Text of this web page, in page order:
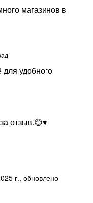
магазинов в
для удобного
отзыв.😊♥️
г., обновлено